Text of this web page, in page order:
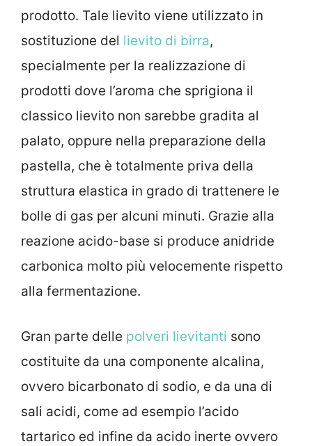
prodotto. Tale lievito viene utilizzato in
sostituzione del lievito di birra,
specialmente per la realizzazione di
prodotti dove l’aroma che sprigiona il
classico lievito non sarebbe gradita al
palato, oppure nella preparazione della
pastella, che è totalmente priva della
struttura elastica in grado di trattenere le
bolle di gas per alcuni minuti. Grazie alla
reazione acido-base si produce anidride
carbonica molto più velocemente rispetto
alla fermentazione.
Gran parte delle polveri lievitanti sono
costituite da una componente alcalina,
ovvero bicarbonato di sodio, e da una di
sali acidi, come ad esempio l’acido
tartarico ed infine da acido inerte ovvero